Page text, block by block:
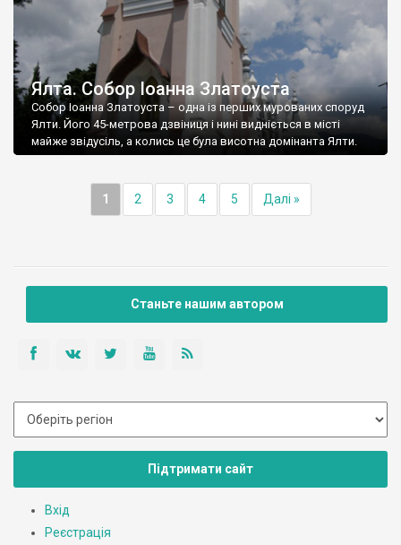
Ялта. Собор Іоанна Златоуста
Собор Іоанна Златоуста – одна із перших мурованих споруд
Ялти. Його 45-метрова дзвіниця і нині видніється в місті
майже звідусіль, а колись це була висотна домінанта Ялти.
1 2 3 4 5 Далі »
Станьте нашим автором
Підтримати сайт
Вхід
Реєстрація